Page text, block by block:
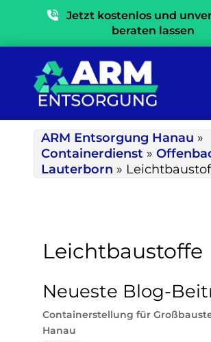
Jetzt kostenlos und
beraten lassen
ARM Entsorgung Hanau »
Containerdienst »
Lauterborn »
Leichtbaustoffe
Neueste Blog-
Containerstellung für
Hanau